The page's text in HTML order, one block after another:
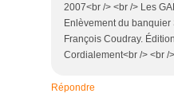
2007<br /> <br /> Les
Enlèvement du
François Coudray.
Cordialement<br /> <br /
Répondre